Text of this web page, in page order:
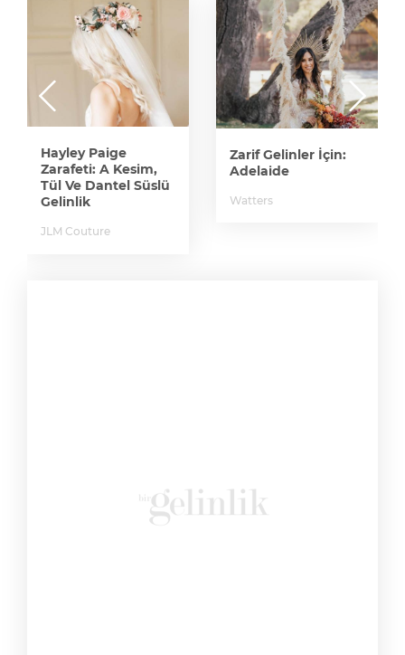
Hayley Paige
Zarafeti: A Kesim,
Tül Ve Dantel Süslü
Gelinlik
JLM Couture
Zarif Gelinler İçin:
Adelaide
Watters